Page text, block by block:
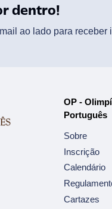
dentro!
ao lado para
OP -
Português
Sobre
Inscrição
Calendário
Cartazes